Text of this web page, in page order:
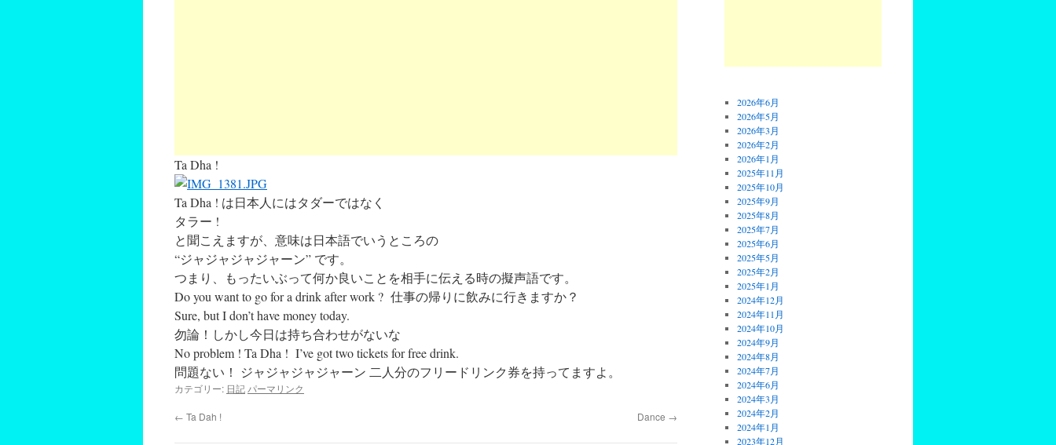
Ta Dha !
Ta Dha ! は日本人にはタダーではなく
タラー !
と聞こえますが、意味は日本語でいうところの
“ジャジャジャジャーン” です。
つまり、もったいぶって何か良いことを相手に伝える時の擬声語です。
Do you want to go for a drink after work ? 仕事の帰りに飲みに行きますか？
Sure, but I don’t have money today.
勿論！しかし今日は持ち合わせがないな
No problem ! Ta Dha ! I’ve got two tickets for free drink.
問題ない！ ジャジャジャジャーン 二人分のフリードリンク券を持ってますよ。
カテゴリー: 日記 パーマリンク
← Ta Dah ! Dance →
2026年6月
2026年5月
2026年3月
2026年2月
2026年1月
2025年11月
2025年10月
2025年9月
2025年8月
2025年7月
2025年6月
2025年5月
2025年2月
2025年1月
2024年12月
2024年11月
2024年10月
2024年9月
2024年8月
2024年7月
2024年6月
2024年3月
2024年2月
2024年1月
2023年12月